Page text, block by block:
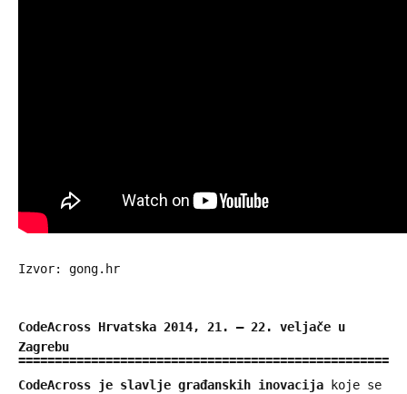
Izvor: gong.hr
CodeAcross Hrvatska 2014, 21. – 22. veljače u
Zagrebu
CodeAcross je slavlje građanskih inovacija koje se